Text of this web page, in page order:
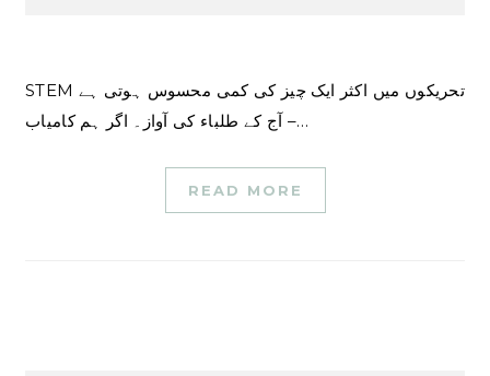
STEM تحریکوں میں اکثر ایک چیز کی کمی محسوس ہوتی ہے
– آج کے طلباء کی آواز۔ اگر ہم کامیاب…
READ MORE